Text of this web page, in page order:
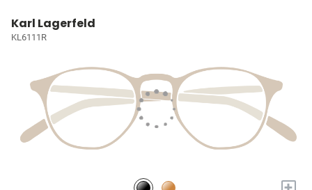
Karl Lagerfeld
KL6111R